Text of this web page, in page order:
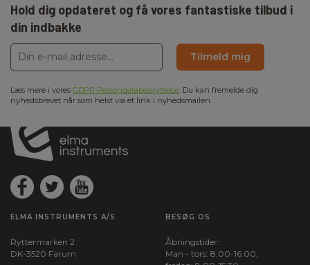
Hold dig opdateret og få vores fantastiske tilbud i
din indbakke
Tilmeld mig
Læs mere i vores GDPR Persondatabeskyttelse. Du kan fremelde dig
nyhedsbrevet når som helst via et link i nyhedsmailen.
ELMA INSTRUMENTS A/S
Ryttermarken 2
DK-3520 Farum
BESØG OS
Åbningstider:
Man - tors: 8.00-16.00,